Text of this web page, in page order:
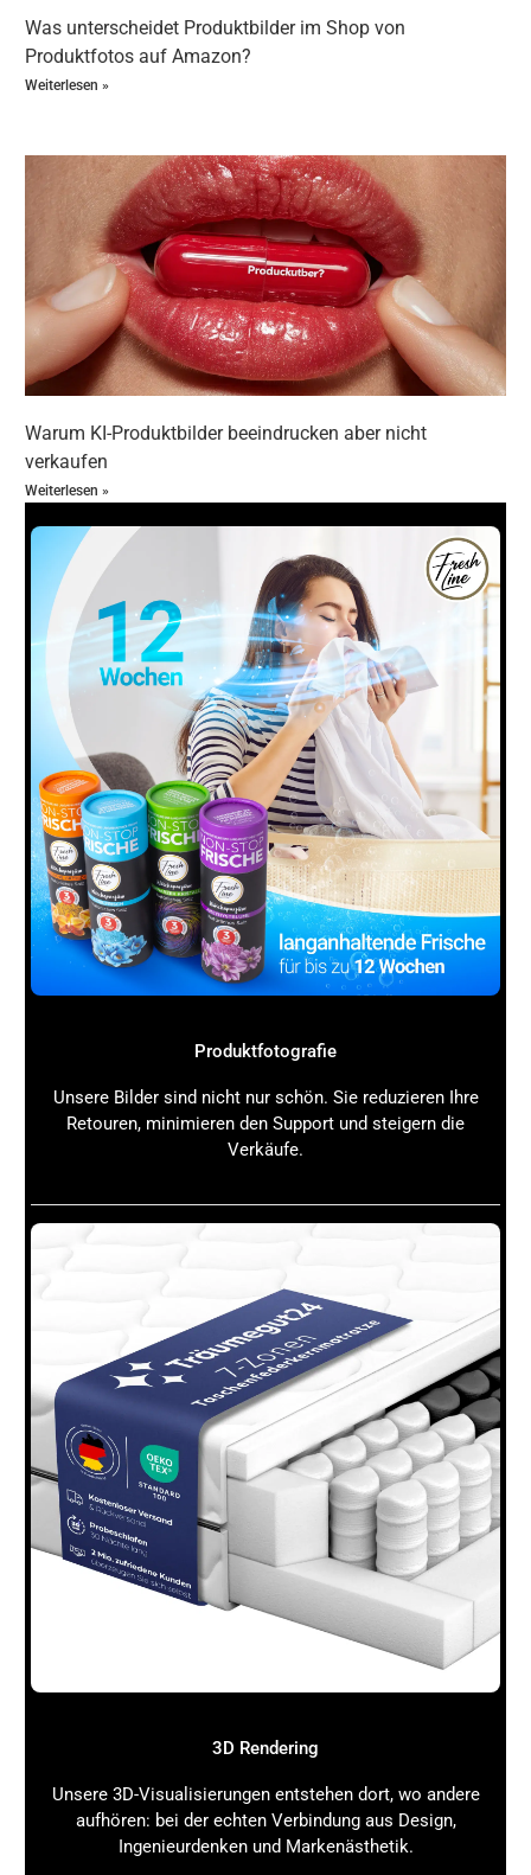
Was unterscheidet Produktbilder im Shop von
Produktfotos auf Amazon?
Weiterlesen »
Warum KI-Produktbilder beeindrucken aber nicht
verkaufen
Weiterlesen »
Produktfotografie
Unsere Bilder sind nicht nur schön. Sie reduzieren Ihre
Retouren, minimieren den Support und steigern die
Verkäufe.
3D Rendering
Unsere 3D-Visualisierungen entstehen dort, wo andere
aufhören: bei der echten Verbindung aus Design,
Ingenieurdenken und Markenästhetik.